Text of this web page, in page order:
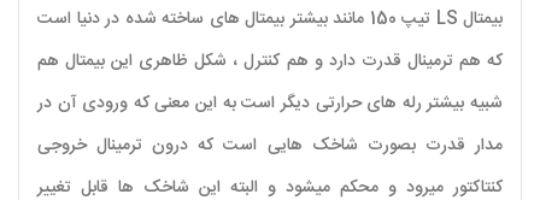
بیمتال LS تیپ 150 مانند بیشتر بیمتال های ساخته شده در دنیا است
که هم ترمینال قدرت دارد و هم کنترل ، شکل ظاهری این بیمتال هم
شبیه بیشتر رله های حرارتی دیگر است به این معنی که ورودی آن در
مدار قدرت بصورت شاخک هایی است که درون ترمینال خروجی
کنتاکتور میرود و محکم میشود و البته این شاخک ها قابل تغییر